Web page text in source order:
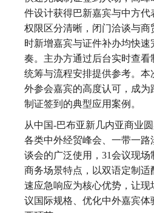
件设计获得巴新嘉宾与中方
权限区分清晰，闭门洽谈与商
时新增嘉宾与证件补办均快
奏。主办方通过后台实时查看
统筹与流程安排提供参考。本
外参会嘉宾的高度认可，成为
制证签到的典型应用案例。
从中国-巴布亚新几内亚商业
各类中外经贸峰会、一带一路
谈会的广泛使用，31会议现
商务场景特点，以双语定制
速应急响应为核心优势，让现
议国际规格、优化中外嘉宾